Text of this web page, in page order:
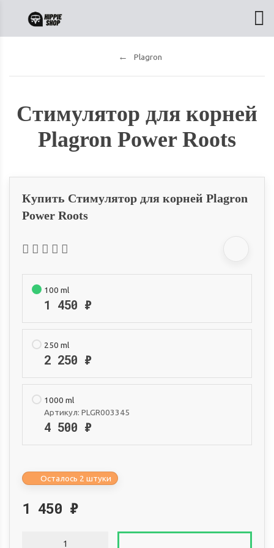
Plagron
Стимулятор для корней
Plagron Power Roots
Купить Стимулятор для корней Plagron
Power Roots
100 ml
1 450 ₽
250 ml
2 250 ₽
1000 ml
Артикул: PLGR003345
4 500 ₽
Осталось 2 штуки
1 450 ₽